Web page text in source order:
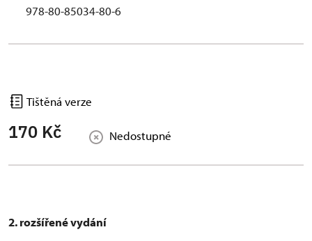
978-80-85034-80-6
Tištěná verze
170 Kč Nedostupné
2. rozšířené vydání